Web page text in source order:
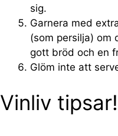
sig.
Garnera med
(som persilja) om
gott bröd och en
Glöm inte att
Vinliv tipsar!